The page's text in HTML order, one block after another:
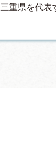
三重県を代表